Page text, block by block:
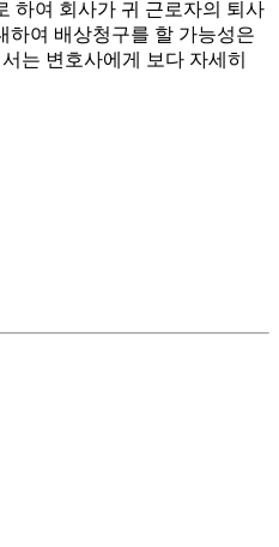
하여 회사가 귀 근로자의 퇴사
하여 배상청구를 할 가능성은
는 변호사에게 보다 자세히